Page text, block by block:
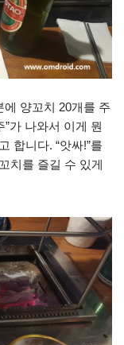
양꼬치 20개를 주
가 나와서 이게 뭔
합니다. “앗싸!”를
치를 즐길 수 있게